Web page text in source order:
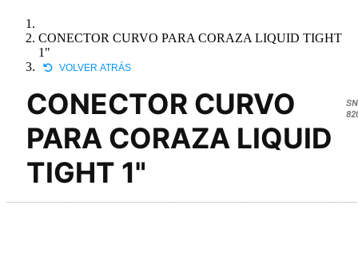
CONECTOR CURVO PARA CORAZA LIQUID TIGHT
1"
VOLVER ATRÁS
CONECTOR CURVO
PARA CORAZA LIQUID
TIGHT 1"